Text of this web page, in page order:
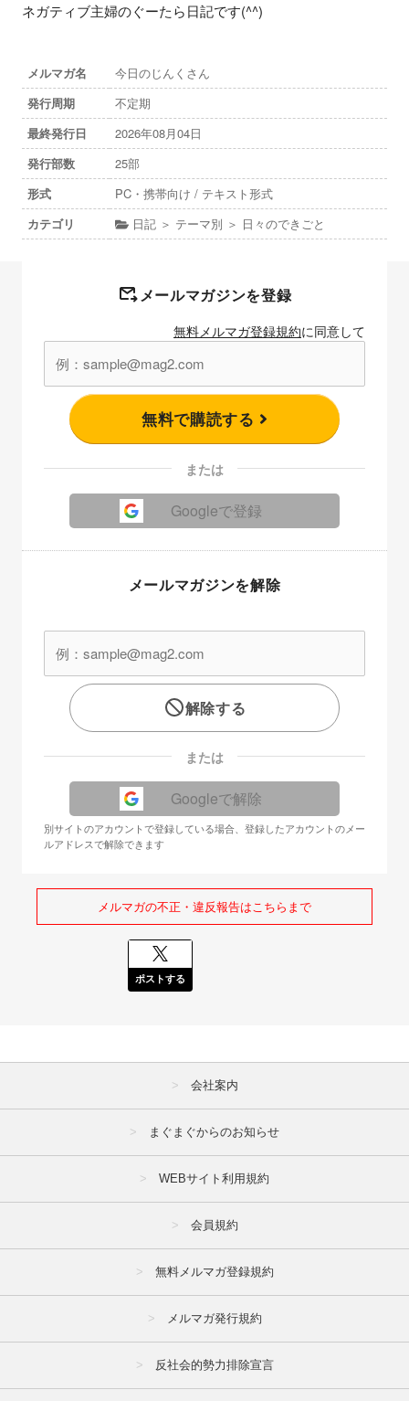
ネガティブ主婦のぐーたら日記です(^^)
メルマガ名
今日のじんくさん
発行周期
不定期
最終発行日
2026年08月04日
発行部数
25部
形式
PC・携帯向け / テキスト形式
カテゴリ
日記 ＞ テーマ別 ＞ 日々のできごと
メールマガジンを登録
無料メルマガ登録規約に同意して
無料で購読する
または
Googleで登録
メールマガジンを解除
解除する
または
Googleで解除
別サイトのアカウントで登録している場合、登録したアカウントのメー
ルアドレスで解除できます
メルマガの不正・違反報告はこちらまで
ポストする
会社案内
まぐまぐからのお知らせ
WEBサイト利用規約
会員規約
無料メルマガ登録規約
メルマガ発行規約
反社会的勢力排除宣言